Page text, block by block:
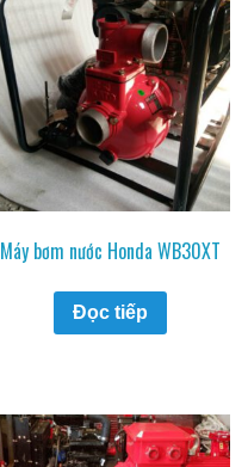
Máy bơm nước Honda WB30XT
Đọc tiếp